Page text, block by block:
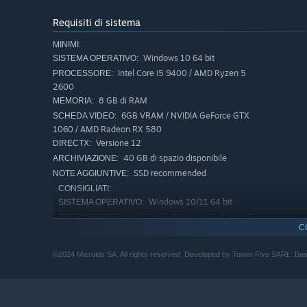
Vivi un viaggio immersivo e difendi le tue terre in
Gioca nei panni di 103.683, una formica della casta
per essa, conquistando nuovi territori.
Esplorare, ideare strategie e forgiare alleanze con la
Legioni poco convenzionali con le quali fare guerra
Fai salire il livello del tuo nido per accedere a nuove
mobilità dello scarabeo rinoceronte?
Requisiti di sistema
MINIMI:
SISTEMA OPERATIVO: Windows 10 64 bit
PROCESSORE: Intel Core i5 9400 / AMD Ryzen 5
2600
MEMORIA: 8 GB di RAM
SCHEDA VIDEO: 6GB VRAM / NVIDIA GeForce GTX
1060 / AMD Radeon RX 580
DIRECTX: Versione 12
ARCHIVIAZIONE: 40 GB di spazio disponibile
NOTE AGGIUNTIVE: SSD recommended
CONSIGLIATI:
SISTEMA OPERATIVO: Windows 10/11 64 bit
PROCESSORE: Intel Core i5 9600 / AMD Ryzen 5
SCHEDA VIDEO: AMD Radeon RX 6800 / NVIDIA
©2024 Microids SA. All rights reserved. Developed by Tower Five SARL.